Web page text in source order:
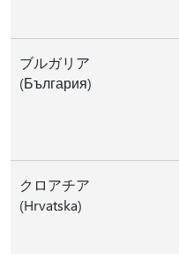
ブルガリア
(България)
クロアチア
(Hrvatska)